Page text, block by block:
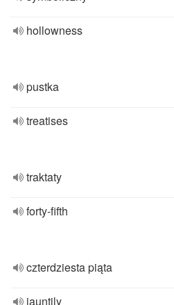
hollowness
pustka
treatises
traktaty
forty-fifth
czterdziesta piąta
jauntily